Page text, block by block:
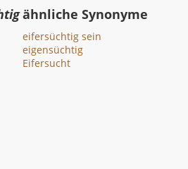
ähnliche Synonyme
eifersüchtig sein
eigensüchtig
Eifersucht